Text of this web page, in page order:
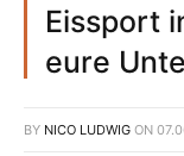
Eissport
eure
BY NICO LUDWIG ON